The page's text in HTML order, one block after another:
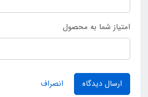
امتیاز شما به محصول
ارسال دیدگاه انصراف